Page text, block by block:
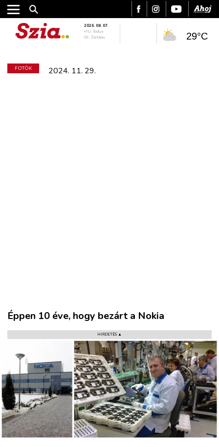
2026. 08. 07.
HU: Ibolya
SK: Štefánia
29°C
FOTÓK 2024. 11. 29.
Éppen 10 éve, hogy bezárt a Nokia
HIRDETÉS ▲